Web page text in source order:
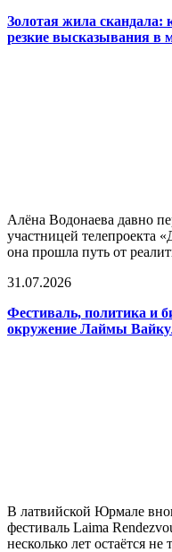
Золотая жила скандала:
резкие высказывания в
Алёна Водонаева давно
участницей телепроекта
она прошла путь от
31.07.2026
Фестиваль, политика и
окружение Лаймы
В латвийской Юрмале
фестиваль Laima
несколько лет остаётся